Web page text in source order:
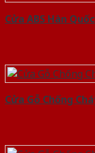
Cửa ABS Hàn
Cửa Gỗ Chống